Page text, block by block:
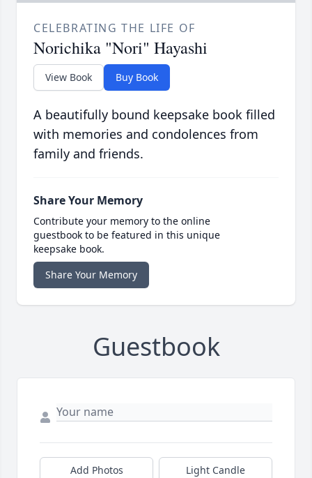
CELEBRATING THE LIFE OF
Norichika "Nori" Hayashi
View Book Buy Book
A beautifully bound keepsake book filled
with memories and condolences from
family and friends.
Share Your Memory
Contribute your memory to the online
guestbook to be featured in this unique
keepsake book.
Share Your Memory
Guestbook
Add Photos Light Candle